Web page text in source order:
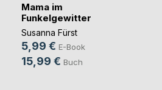
Mama im
Funkelgewitter
Susanna Fürst
5,99 € E-Book
15,99 € Buch